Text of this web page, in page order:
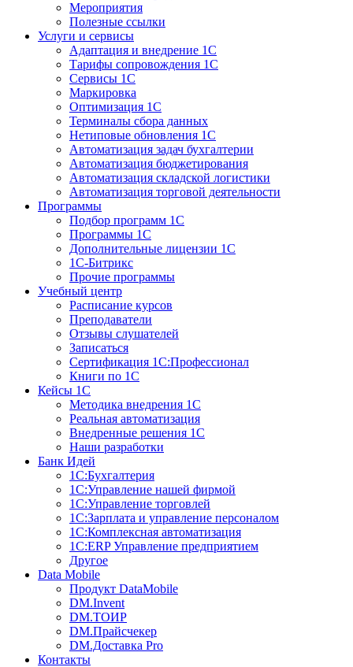
Мероприятия
Полезные ссылки
Услуги и сервисы
Адаптация и внедрение 1С
Тарифы сопровождения 1С
Сервисы 1С
Маркировка
Оптимизация 1С
Терминалы сбора данных
Нетиповые обновления 1С
Автоматизация задач бухгалтерии
Автоматизация бюджетирования
Автоматизация складской логистики
Автоматизация торговой деятельности
Программы
Подбор программ 1С
Программы 1С
Дополнительные лицензии 1С
1С-Битрикс
Прочие программы
Учебный центр
Расписание курсов
Преподаватели
Отзывы слушателей
Записаться
Сертификация 1С:Профессионал
Книги по 1С
Кейсы 1С
Методика внедрения 1С
Реальная автоматизация
Внедренные решения 1С
Наши разработки
Банк Идей
1С:Бухгалтерия
1С:Управление нашей фирмой
1С:Управление торговлей
1С:Зарплата и управление персоналом
1С:Комплексная автоматизация
1С:ERP Управление предприятием
Другое
Data Mobile
Продукт DataMobile
DM.Invent
DM.ТОИР
DM.Прайсчекер
DM.Доставка Pro
Контакты